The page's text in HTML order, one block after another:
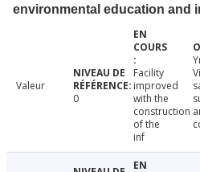
environmental education and
Valeur
0
Facility
improved
with the
construction
of the
inf